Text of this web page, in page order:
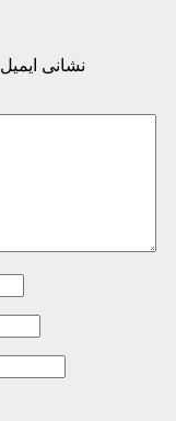
نشانی